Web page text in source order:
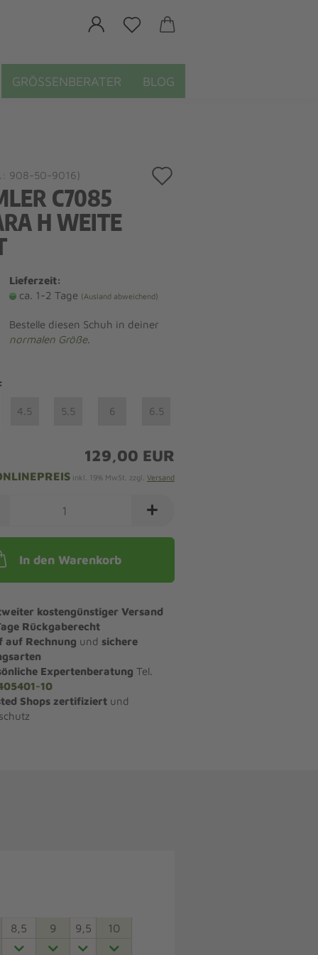
GRÖSSENBERATER BLOG
908-50-9016)
C7085
H WEITE
Lieferzeit:
ca. 1-2 Tage (Ausland abweichend)
Bestelle diesen Schuh in deiner
normalen Größe.
4.5 5.5 6 6.5
129,00 EUR
inkl. 19% MwSt. zzgl. Versand
In den Warenkorb
kostengünstiger Versand
Rückgaberecht
auf Rechnung und sichere
Expertenberatung Tel.
10
Shops zertifiziertund
8,5 9 9,5 10